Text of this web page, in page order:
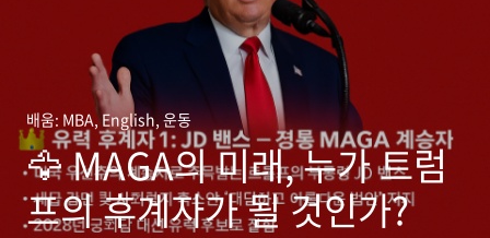
배움: MBA, English, 운동
🦅 MAGA의 미래, 누가 트럼
프의 후계자가 될 것인가?